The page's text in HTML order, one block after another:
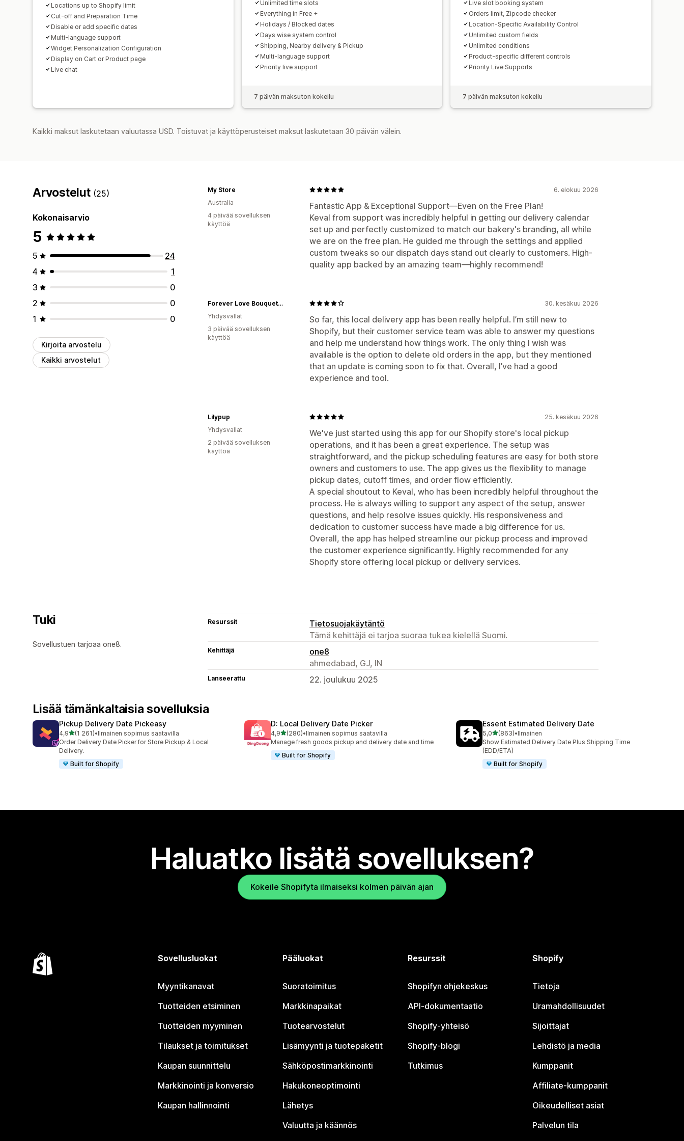
Mukautettu CSS-koodi
Locations up to Shopify limit
Cut-off and Preparation Time
Disable or add specific dates
Multi-language support
Widget Personalization Configuration
Display on Cart or Product page
Live chat
Unlimited time slots
Everything in Free +
Holidays / Blocked dates
Days wise system control
Shipping, Nearby delivery & Pickup
Multi-language support
Priority live support
7 päivän maksuton kokeilu
Live slot booking system
Orders limit, Zipcode checker
Location-Specific Availability Control
Unlimited custom fields
Unlimited conditions
Product-specific different controls
Priority Live Supports
7 päivän maksuton kokeilu
Kaikki maksut laskutetaan valuutassa USD. Toistuvat ja käyttöperusteiset maksut laskutetaan 30 päivän välein.
Arvostelut (25)
Kokonaisarvio
5
5
24
4
1
3
0
2
0
1
0
Kirjoita arvostelu
Kaikki arvostelut
6. elokuu 2026
Fantastic App & Exceptional Support—Even on the Free Plan!
Keval from support was incredibly helpful in getting our delivery calendar
set up and perfectly customized to match our bakery's branding, all while
we are on the free plan. He guided me through the settings and applied
custom tweaks so our dispatch days stand out clearly to customers. High-
quality app backed by an amazing team—highly recommend!
My Store
Australia
4 päivää sovelluksen
käyttöä
30. kesäkuu 2026
So far, this local delivery app has been really helpful. I’m still new to
Shopify, but their customer service team was able to answer my questions
and help me understand how things work. The only thing I wish was
available is the option to delete old orders in the app, but they mentioned
that an update is coming soon to fix that. Overall, I’ve had a good
experience and tool.
Forever Love Bouquets Co.
Yhdysvallat
3 päivää sovelluksen
käyttöä
25. kesäkuu 2026
We've just started using this app for our Shopify store's local pickup
operations, and it has been a great experience. The setup was
straightforward, and the pickup scheduling features are easy for both store
owners and customers to use. The app gives us the flexibility to manage
pickup dates, cutoff times, and order flow efficiently.
A special shoutout to Keval, who has been incredibly helpful throughout the
process. He is always willing to support any aspect of the setup, answer
questions, and help resolve issues quickly. His responsiveness and
dedication to customer success have made a big difference for us.
Overall, the app has helped streamline our pickup process and improved
the customer experience significantly. Highly recommended for any
Shopify store offering local pickup or delivery services.
Lilypup
Yhdysvallat
2 päivää sovelluksen
käyttöä
Tuki
Sovellustuen tarjoaa one8.
Resurssit
Tietosuojakäytäntö
Tämä kehittäjä ei tarjoa suoraa tukea kielellä Suomi.
Kehittäjä
one8
ahmedabad, GJ, IN
Lanseerattu 22. joulukuu 2025
Lisää tämänkaltaisia sovelluksia
Pickup Delivery Date Pickeasy
4,9/ 5 tähteä
(1 261)
1261 arvostelua yhteensä
•Ilmainen sopimus saatavilla
Order Delivery Date Picker for Store Pickup & Local
Delivery.
Built for Shopify
D: Local Delivery Date Picker
4,9/ 5 tähteä
(280)
280 arvostelua yhteensä
•Ilmainen sopimus saatavilla
Manage fresh goods pickup and delivery date and time
Built for Shopify
Essent Estimated Delivery Date
5,0/ 5 tähteä
(863)
863 arvostelua yhteensä
•Ilmainen
Show Estimated Delivery Date Plus Shipping Time
(EDD/ETA)
Built for Shopify
Haluatko lisätä sovelluksen?
Kokeile Shopifyta ilmaiseksi kolmen päivän ajan
Sovellusluokat
Myyntikanavat
Tuotteiden etsiminen
Tuotteiden myyminen
Tilaukset ja toimitukset
Kaupan suunnittelu
Markkinointi ja konversio
Kaupan hallinnointi
Pääluokat
Suoratoimitus
Markkinapaikat
Tuotearvostelut
Lisämyynti ja tuotepaketit
Sähköpostimarkkinointi
Hakukoneoptimointi
Lähetys
Valuutta ja käännös
Resurssit
Shopifyn ohjekeskus
API-dokumentaatio
Shopify-yhteisö
Shopify-blogi
Tutkimus
Shopify
Tietoja
Uramahdollisuudet
Sijoittajat
Lehdistö ja media
Kumppanit
Affiliate-kumppanit
Oikeudelliset asiat
Palvelun tila